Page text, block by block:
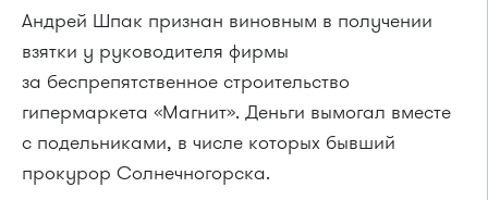
Андрей Шпак признан виновным в получении
взятки у руководителя фирмы
за беспрепятственное строительство
гипермаркета «Магнит». Деньги вымогал вместе
с подельниками, в числе которых бывший
прокурор Солнечногорска.